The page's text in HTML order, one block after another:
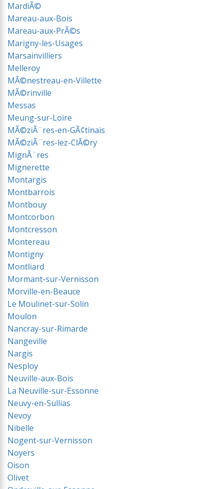
MardiÃ©
Mareau-aux-Bois
Mareau-aux-PrÃ©s
Marigny-les-Usages
Marsainvilliers
Melleroy
MÃ©nestreau-en-Villette
MÃ©rinville
Messas
Meung-sur-Loire
MÃ©ziÃ¨res-en-GÃ¢tinais
MÃ©ziÃ¨res-lez-ClÃ©ry
MignÃ¨res
Mignerette
Montargis
Montbarrois
Montbouy
Montcorbon
Montcresson
Montereau
Montigny
Montliard
Mormant-sur-Vernisson
Morville-en-Beauce
Le Moulinet-sur-Solin
Moulon
Nancray-sur-Rimarde
Nangeville
Nargis
Nesploy
Neuville-aux-Bois
La Neuville-sur-Essonne
Neuvy-en-Sullias
Nevoy
Nibelle
Nogent-sur-Vernisson
Noyers
Oison
Olivet